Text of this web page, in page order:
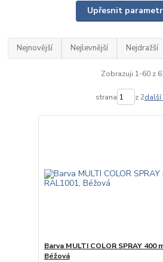
Upřesnit
Nejnovější Nejlevnější Nejdražší
Zobrazuji 1-60 z
strana z 2další
Barva MULTI COLOR SPRAY 400
Béžová